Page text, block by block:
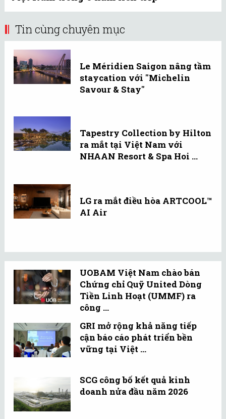
Tin cùng chuyên mục
Le Méridien Saigon nâng tầm
staycation với "Michelin
Savour & Stay"
Tapestry Collection by Hilton
ra mắt tại Việt Nam với
NHAAN Resort & Spa Hoi ...
LG ra mắt điều hòa ARTCOOL™
AI Air
UOBAM Việt Nam chào bán
Chứng chỉ Quỹ United Dòng
Tiền Linh Hoạt (UMMF) ra
công ...
GRI mở rộng khả năng tiếp
cận báo cáo phát triển bền
vững tại Việt ...
SCG công bố kết quả kinh
doanh nửa đầu năm 2026